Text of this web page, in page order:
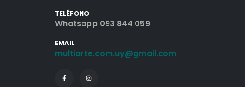
TELÉFONO
Whatsapp 093 844 059
EMAIL
multiarte.com.uy@gmail.com